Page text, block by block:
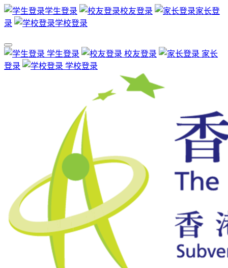
学生登录 校友登录
家长登
录
学校登录
学生登录 校友登录
家长
登录
学校登录